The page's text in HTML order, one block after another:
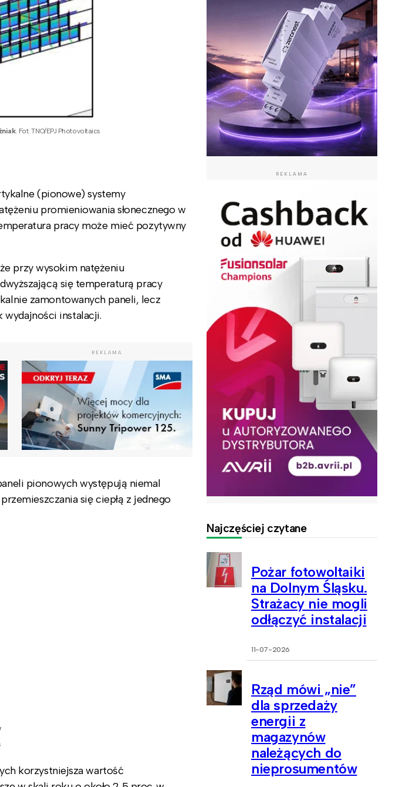
. Fot. TNO/EPJ Photovoltaics
(pionowe) systemy
promieniowania słonecznego w
pracy może mieć pozytywny
przy wysokim natężeniu
się temperaturą pracy
zamontowanych paneli, lecz
wydajności instalacji.
REKLAMA
pionowych występują niemal
się ciepłą z jednego
korzystniejsza wartość
REKLAMA
Najczęściej czytane
Pożar fotowoltaiki
na Dolnym Śląsku.
Strażacy nie mogli
odłączyć instalacji
11-07-2026
Rząd mówi „nie”
dla sprzedaży
energii z
magazynów
należących do
nieprosumentów